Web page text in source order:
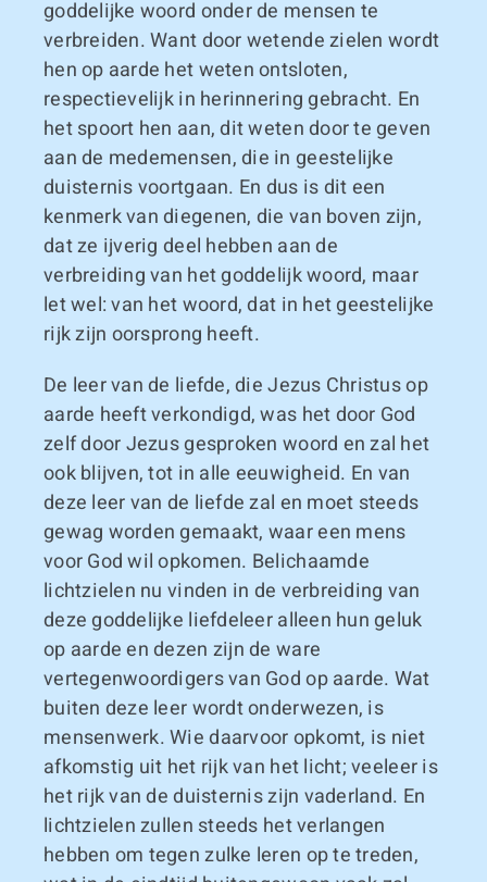
goddelijke woord onder de mensen te
verbreiden. Want door wetende zielen wordt
hen op aarde het weten ontsloten,
respectievelijk in herinnering gebracht. En
het spoort hen aan, dit weten door te geven
aan de medemensen, die in geestelijke
duisternis voortgaan. En dus is dit een
kenmerk van diegenen, die van boven zijn,
dat ze ijverig deel hebben aan de
verbreiding van het goddelijk woord, maar
let wel: van het woord, dat in het geestelijke
rijk zijn oorsprong heeft.
De leer van de liefde, die Jezus Christus op
aarde heeft verkondigd, was het door God
zelf door Jezus gesproken woord en zal het
ook blijven, tot in alle eeuwigheid. En van
deze leer van de liefde zal en moet steeds
gewag worden gemaakt, waar een mens
voor God wil opkomen. Belichaamde
lichtzielen nu vinden in de verbreiding van
deze goddelijke liefdeleer alleen hun geluk
op aarde en dezen zijn de ware
vertegenwoordigers van God op aarde. Wat
buiten deze leer wordt onderwezen, is
mensenwerk. Wie daarvoor opkomt, is niet
afkomstig uit het rijk van het licht; veeleer is
het rijk van de duisternis zijn vaderland. En
lichtzielen zullen steeds het verlangen
hebben om tegen zulke leren op te treden,